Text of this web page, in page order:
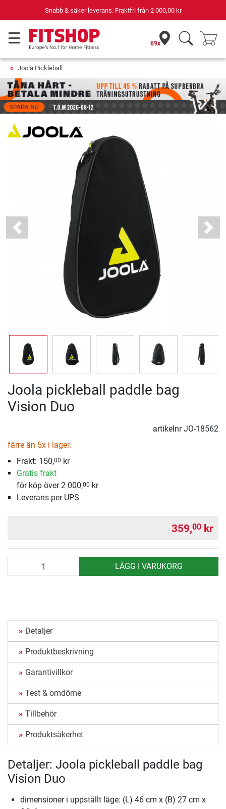
Snabb & säker leverans. Fraktfri från 2 000,00 kr
69x
Joola Pickleball
Previous Next
Joola pickleball paddle bag
Vision Duo
artikelnrJO-18562
färre än 5x i lager.
Frakt: 150,00 kr
Gratis frakt
för köp över 2 000,00 kr
Leverans per UPS
359,00 kr
LÄGG I VARUKORG
Detaljer
Produktbeskrivning
Garantivillkor
Test & omdöme
Tillbehör
Produktsäkerhet
Detaljer: Joola pickleball paddle bag
Vision Duo
dimensioner i uppställt läge: (L) 46 cm x (B) 27 cm x